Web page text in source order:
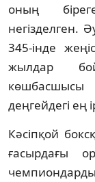
оның
негізделген.
345-інде
жылдар
деңгейдегі ең
Кәсіпқой
ғасырдағы